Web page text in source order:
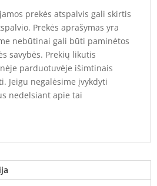
prekės atspalvis gali skirtis
Prekės aprašymas yra
nebūtinai gali būti paminėtos
savybės. Prekių likutis
parduotuvėje išimtinais
Jeigu negalėsime įvykdyti
nedelsiant apie tai